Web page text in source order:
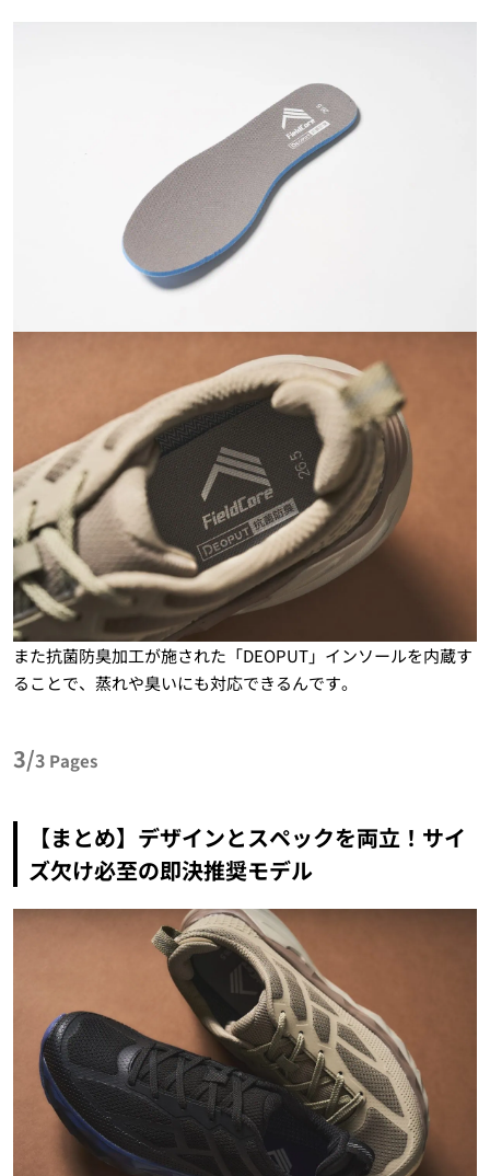
また抗菌防臭加工が施された「DEOPUT」インソールを内蔵す
ることで、蒸れや臭いにも対応できるんです。
3/3 Pages
【まとめ】デザインとスペックを両立！サイ
ズ欠け必至の即決推奨モデル